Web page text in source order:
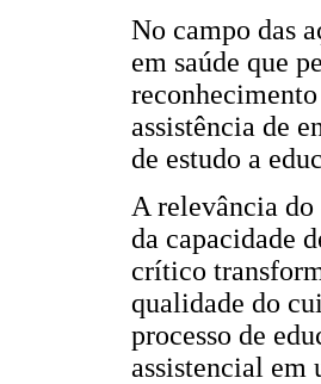
No campo das
em saúde que
assistência de
de estudo a
A relevância
da capacidade
crítico
qualidade do
processo de
assistencial em